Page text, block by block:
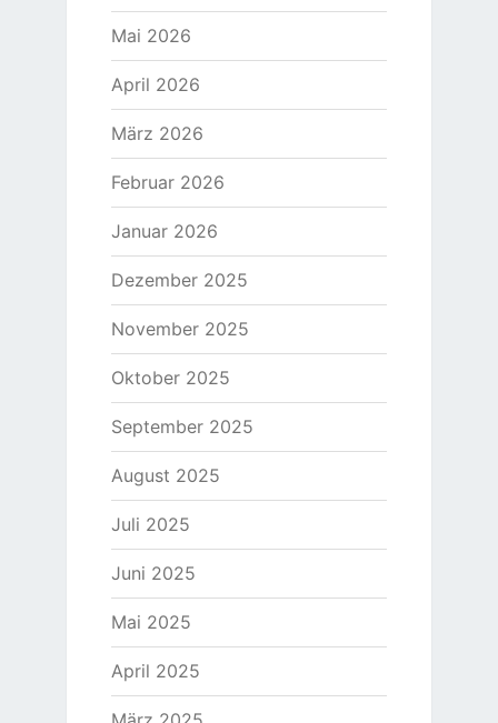
Mai 2026
April 2026
März 2026
Februar 2026
Januar 2026
Dezember 2025
November 2025
Oktober 2025
September 2025
August 2025
Juli 2025
Juni 2025
Mai 2025
April 2025